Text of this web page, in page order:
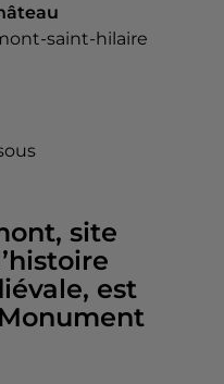
saint-hilaire
site
est